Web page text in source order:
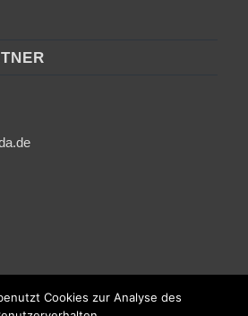
Cookies zur Analyse des